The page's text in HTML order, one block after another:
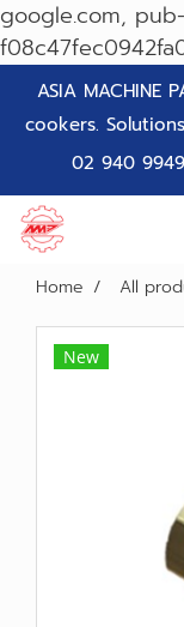
google.com, pub-
ASIA MACHINE
cookers.
02 940 9949
Home All
New